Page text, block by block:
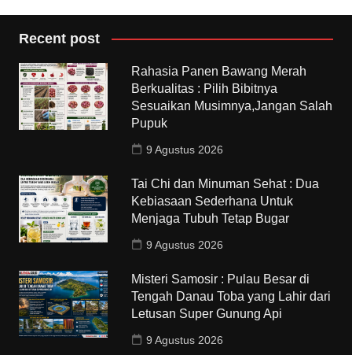
Recent post
Rahasia Panen Bawang Merah
Berkualitas : Pilih Bibitnya
Sesuaikan Musimnya,Jangan Salah
Pupuk
9 Agustus 2026
Tai Chi dan Minuman Sehat : Dua
Kebiasaan Sederhana Untuk
Menjaga Tubuh Tetap Bugar
9 Agustus 2026
Misteri Samosir : Pulau Besar di
Tengah Danau Toba yang Lahir dari
Letusan Super Gunung Api
9 Agustus 2026